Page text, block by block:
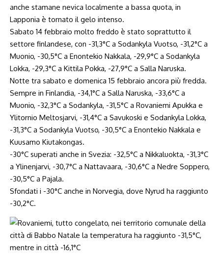
anche stamane nevica localmente a bassa quota, in
Lapponia è tornato il gelo intenso.
Sabato 14 febbraio molto freddo è stato soprattutto il
settore finlandese, con -31,3°C a Sodankyla Vuotso, -31,2°C a
Muonio, -30,5°C a Enontekio Nakkala, -29,9°C a Sodankyla
Lokka, -29,3°C a Kittila Pokka, -27,9°C a Salla Naruska.
Notte tra sabato e domenica 15 febbraio ancora più fredda.
Sempre in Finlandia, -34,1°C a Salla Naruska, -33,6°C a
Muonio, -32,3°C a Sodankyla, -31,5°C a Rovaniemi Apukka e
Ylitornio Meltosjarvi, -31,4°C a Savukoski e Sodankyla Lokka,
-31,3°C a Sodankyla Vuotso, -30,5°C a Enontekio Nakkala e
Kuusamo Kiutakongas.
-30°C superati anche in Svezia: -32,5°C a Nikkaluokta, -31,3°C
a Ylinenjarvi, -30,7°C a Nattavaara, -30,6°C a Nedre Soppero,
-30,5°C a Pajala.
Sfondati i -30°C anche in Norvegia, dove Nyrud ha raggiunto
-30,2°C.